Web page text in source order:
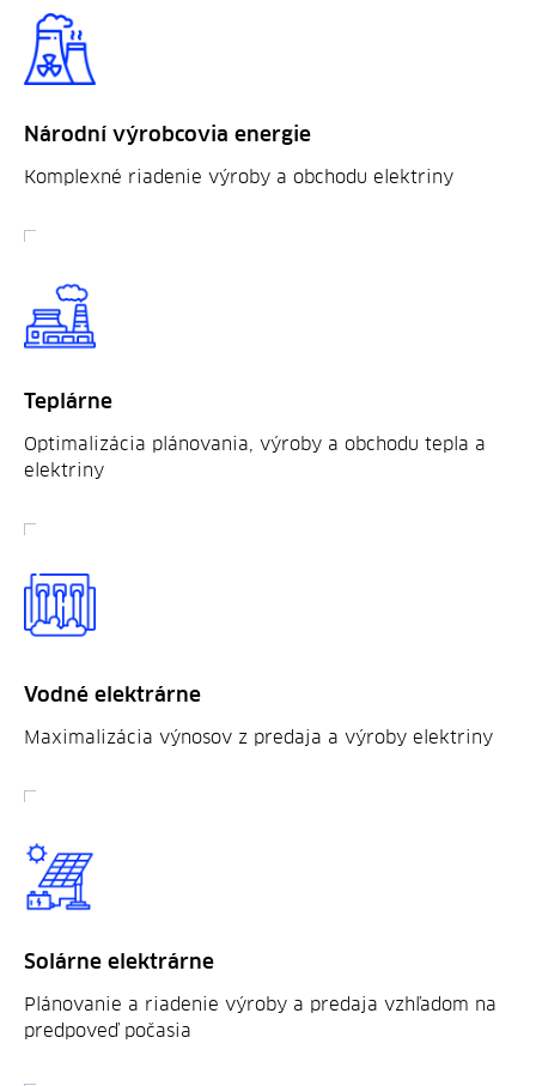
Národní výrobcovia energie
Komplexné riadenie výroby a obchodu elektriny
Teplárne
Optimalizácia plánovania, výroby a obchodu tepla a
elektriny
Vodné elektrárne
Maximalizácia výnosov z predaja a výroby elektriny
Solárne elektrárne
Plánovanie a riadenie výroby a predaja vzhľadom na
predpoveď počasia